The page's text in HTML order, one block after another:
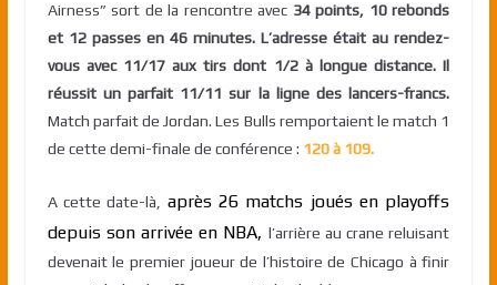
Airness” sort de la rencontre avec 34 points, 10 rebonds
et 12 passes en 46 minutes. L’adresse était au rendez-
vous avec 11/17 aux tirs dont 1/2 à longue distance. Il
réussit un parfait 11/11 sur la ligne des lancers-francs.
Match parfait de Jordan. Les Bulls remportaient le match 1
de cette demi-finale de conférence : 120 à 109.
A cette date-là, après 26 matchs joués en playoffs
depuis son arrivée en NBA, l’arrière au crane reluisant
devenait le premier joueur de l’histoire de Chicago à finir